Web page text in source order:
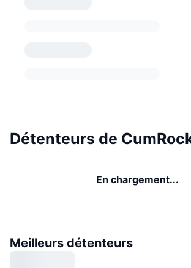
Détenteurs de
En chargement...
Meilleurs détenteurs